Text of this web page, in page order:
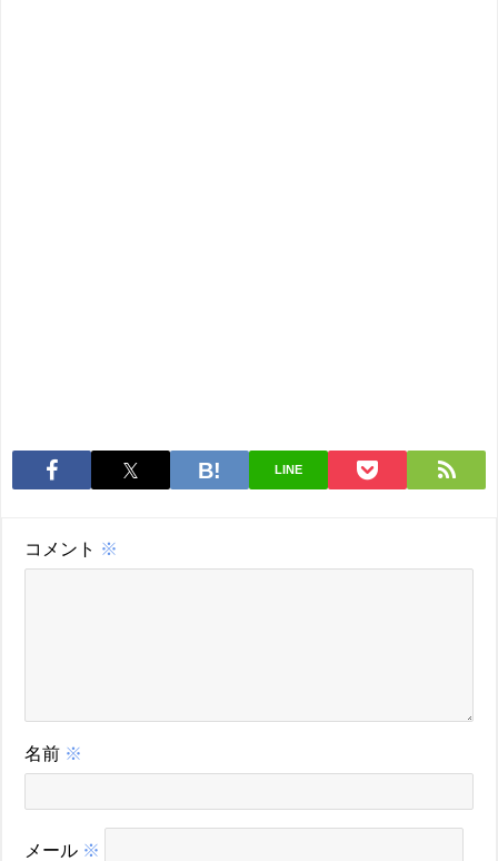
LINE
コメント ※
名前 ※
メール ※